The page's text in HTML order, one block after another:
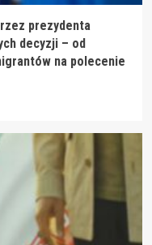
prezydenta
decyzji – od
na polecenie